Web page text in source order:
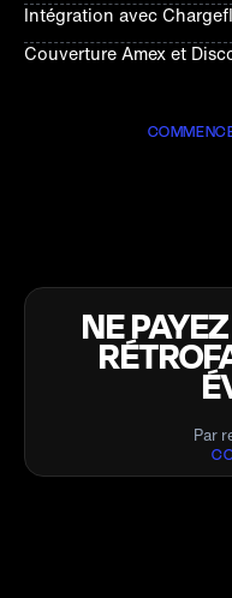
Intégration avec
Couverture Amex et
NE
Par